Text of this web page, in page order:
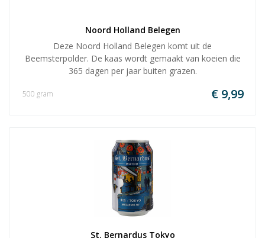
Noord Holland Belegen
Deze Noord Holland Belegen komt uit de
Beemsterpolder. De kaas wordt gemaakt van koeien die
365 dagen per jaar buiten grazen.
€ 9,99
500 gram
St. Bernardus Tokyo